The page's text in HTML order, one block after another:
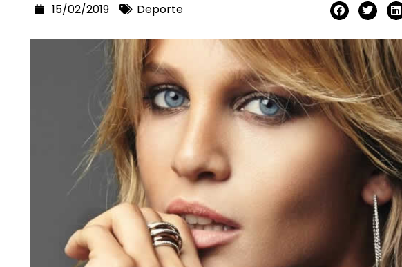
15/02/2019 Deporte